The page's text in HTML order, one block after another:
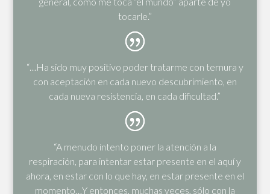
tocarle.”
“…Ha sido muy positivo poder tratarme con ternura y
con aceptación en cada nuevo descubrimiento, en
cada nueva resistencia, en cada dificultad.”
“A menudo intento poner la atención a la
respiración, para intentar estar presente en el aquí y
ahora, en estar con lo que hay, en estar presente en el
momento…Y entonces, muchas veces, sólo con la